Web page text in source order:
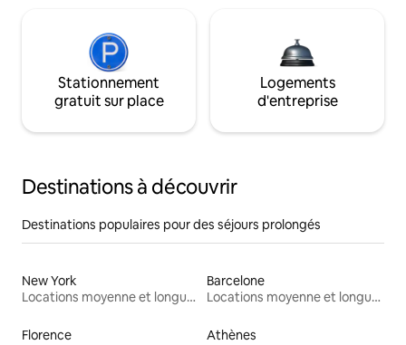
Stationnement
gratuit sur place
Logements
d'entreprise
Destinations à découvrir
Destinations populaires pour des séjours prolongés
New York
Locations moyenne et longue durée
Barcelone
Locations moyenne et longue durée
Florence
Athènes